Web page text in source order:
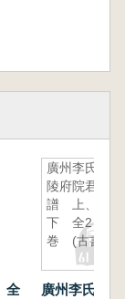
全
廣州李氏廣
陵府院君派
譜 上、
下 全2
巻 (古書)
廣州李氏廣